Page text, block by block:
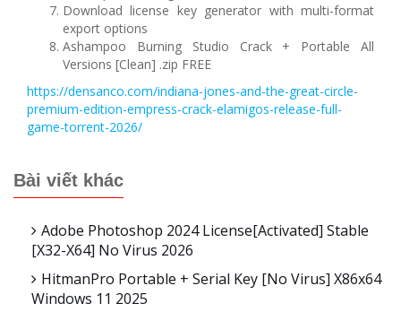
Download license key generator with multi-format
export options
Ashampoo Burning Studio Crack + Portable All
Versions [Clean] .zip FREE
https://densanco.com/indiana-jones-and-the-great-circle-
premium-edition-empress-crack-elamigos-release-full-
game-torrent-2026/
Bài viết khác
Adobe Photoshop 2024 License[Activated] Stable
[x32-X64] No Virus 2026
HitmanPro Portable + Serial Key [no Virus] X86x64
Windows 11 2025